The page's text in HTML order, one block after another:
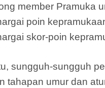
member Pramuka
poin
skor-poin
sungguh-sungguh
tahapan umur dan